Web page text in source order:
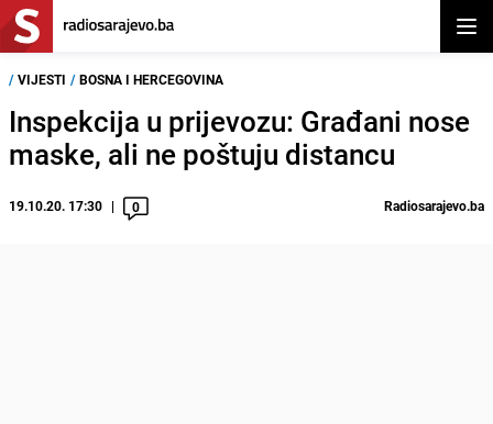
/ VIJESTI / BOSNA I HERCEGOVINA
Inspekcija u prijevozu: Građani nose
maske, ali ne poštuju distancu
19.10.20. 17:30 0 Radiosarajevo.ba